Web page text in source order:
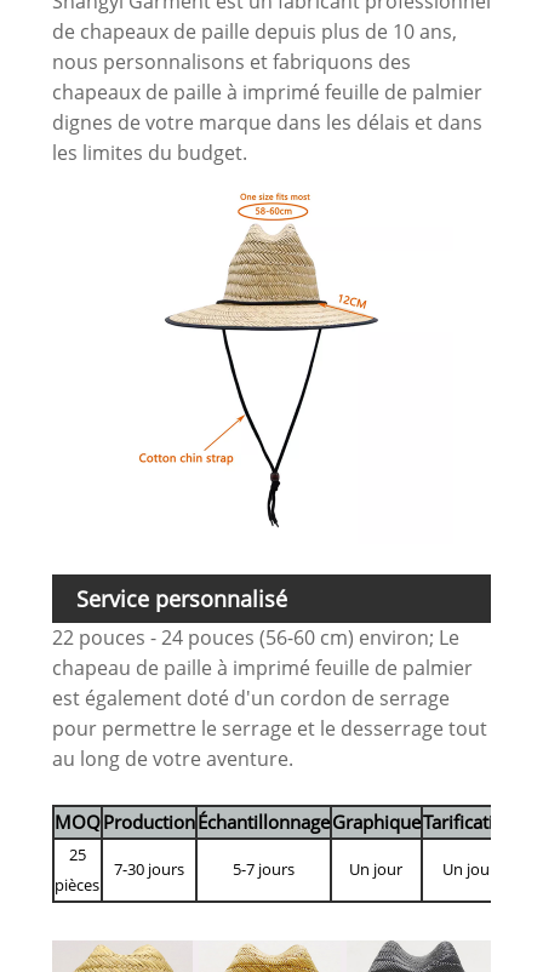
de chapeaux de paille depuis plus de 10 ans,
nous personnalisons et fabriquons des
chapeaux de paille à imprimé feuille de palmier
dignes de votre marque dans les délais et dans
les limites du budget.
Service personnalisé
22 pouces - 24 pouces (56-60 cm) environ; Le
chapeau de paille à imprimé feuille de palmier
est également doté d'un cordon de serrage
pour permettre le serrage et le desserrage tout
au long de votre aventure.
MOQProductionÉchantillonnageGraphiqueTarification
25
pièces
7-30 jours 5-7 jours Un jour Un jour